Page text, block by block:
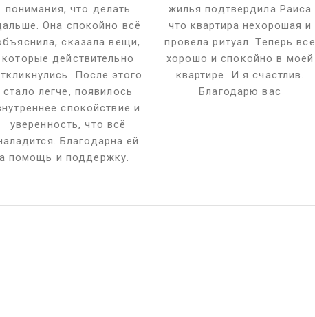
понимания, что делать
Она спокойно всё
сказала вещи,
которые действительно
После этого
стало легче, появилось
спокойствие и
уверенность, что всё
Благодарна ей
помощь и поддержку.
жилья подтвердила Раиса
что квартира нехорошая и
провела ритуал. Теперь все
хорошо и спокойно в моей
квартире. И я счастлив.
Благодарю вас